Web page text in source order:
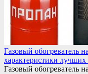
Газовый обогреватель
характеристики лучших
Газовый обогреватель